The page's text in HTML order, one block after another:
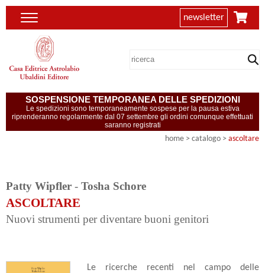
newsletter
SOSPENSIONE TEMPORANEA DELLE SPEDIZIONI
Le spedizioni sono temporaneamente sospese per la pausa estiva
riprenderanno regolarmente dal 07 settembre gli ordini comunque effettuati
saranno registrati
home > catalogo > ascoltare
Patty Wipfler - Tosha Schore
ASCOLTARE
Nuovi strumenti per diventare buoni genitori
Le ricerche recenti nel campo delle